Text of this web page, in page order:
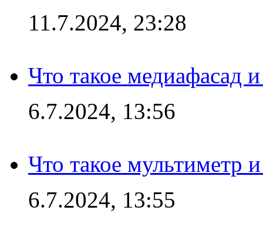
11.7.2024, 23:28
Что такое медиафасад
6.7.2024, 13:56
Что такое мультиметр
6.7.2024, 13:55